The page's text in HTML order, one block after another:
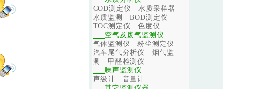
COD测定仪
水质采样器
水质监测
BOD测定仪
TOC测定仪
色度仪
空气及废气监测仪
气体监测仪
粉尘测定仪
汽车尾气分析仪
烟气监
测
甲醛检测仪
噪声监测仪
声级计
音量计